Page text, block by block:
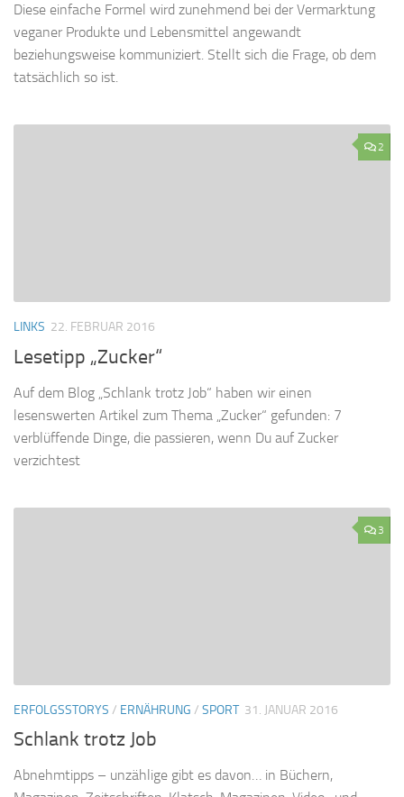
Diese einfache Formel wird zunehmend bei der Vermarktung
veganer Produkte und Lebensmittel angewandt
beziehungsweise kommuniziert. Stellt sich die Frage, ob dem
tatsächlich so ist.
2
LINKS 22. FEBRUAR 2016
Lesetipp „Zucker“
Auf dem Blog „Schlank trotz Job“ haben wir einen
lesenswerten Artikel zum Thema „Zucker“ gefunden: 7
verblüffende Dinge, die passieren, wenn Du auf Zucker
verzichtest
3
ERFOLGSSTORYS / ERNÄHRUNG / SPORT 31. JANUAR 2016
Schlank trotz Job
Abnehmtipps – unzählige gibt es davon… in Büchern,